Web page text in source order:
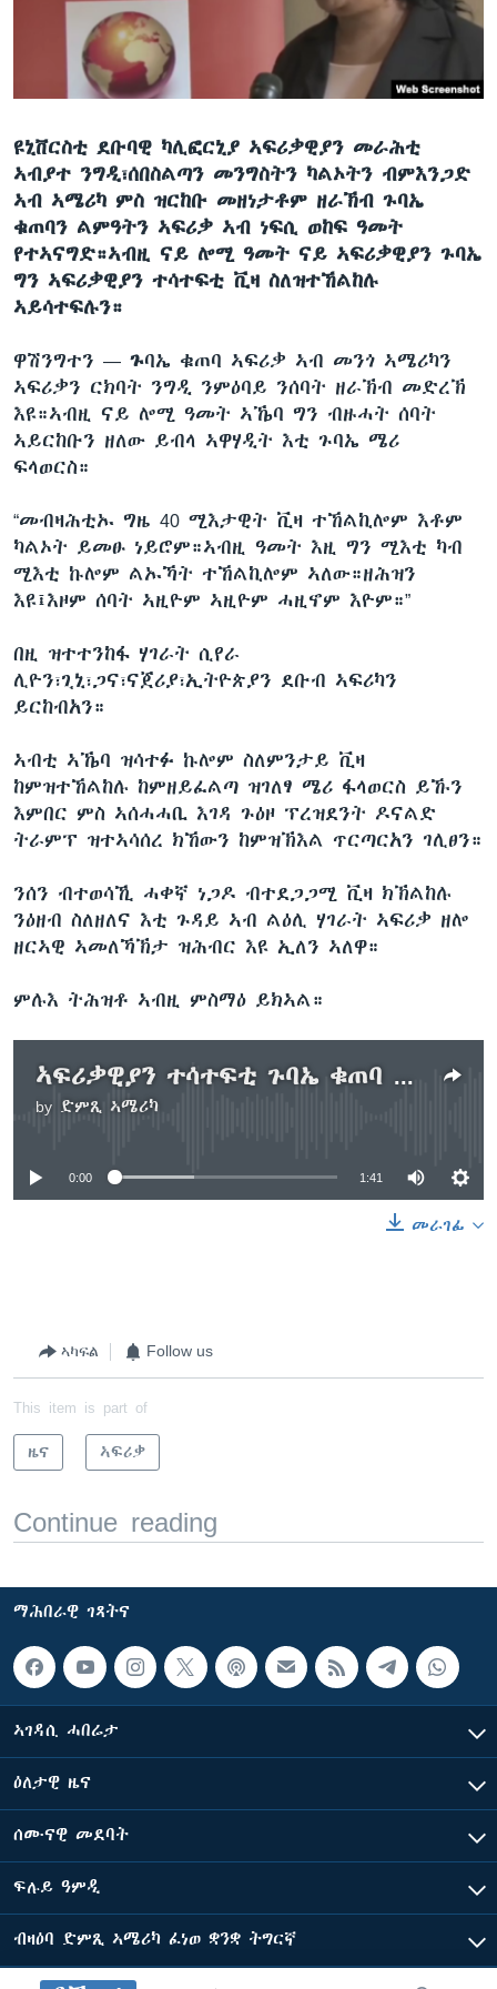
ቂሔ ጽልሚ
ቋንቋታት
ዩኒቨርስቲ ደቡባዊ ካሊፎርኒያ ኣፍሪቃዊያን መራሕቲ
ኣብያተ ንግዲ፣ሰበስልጣን መንግስትን ካልኦትን ብምእንጋድ
ኣብ ኣሜሪካ ምስ ዝርከቡ መዘነታቶም ዘራኽብ ጉባኤ
ቁጠባን ልምዓትን ኣፍሪቃ ኣብ ነፍሲ ወከፍ ዓመት
የተኣናግድ።ኣብዚ ናይ ሎሚ ዓመት ናይ ኣፍሪቃዊያን ጉባኤ
ግን ኣፍሪቃዊያን ተሳተፍቲ ቪዛ ስለዝተኸልከሉ
ኣይሳተፍሉን።
ዋሽንግተን — ጉባኤ ቁጠባ ኣፍሪቃ ኣብ መንጎ ኣሜሪካን
ኣፍሪቃን ርክባት ንግዲ ንምዕባይ ንሰባት ዘራኽብ መድረኽ
እዩ።ኣብዚ ናይ ሎሚ ዓመት ኣኼባ ግን ብዙሓት ሰባት
ኣይርከቡን ዘለው ይብላ ኣዋሃዲት እቲ ጉባኤ ሜሪ
ፍላወርስ።
“መብዛሕቲኡ ግዜ 40 ሚእታዊት ቪዛ ተኸልኪሎም እቶም
ካልኦት ይመፁ ነይሮም።ኣብዚ ዓመት እዚ ግን ሚእቲ ካብ
ሚእቲ ኩሎም ልኡኻት ተኸልኪሎም ኣለው።ዘሕዝን
እዩ፤እዞም ሰባት ኣዚዮም ኣዚዮም ሓዚኖም እዮም።”
በዚ ዝተተንከፋ ሃገራት ሲየራ
ሊዮን፣ጊኒ፣ጋና፣ናጀሪያ፣ኢትዮጵያን ደቡብ ኣፍሪካን
ይርከብአን።
ኣብቲ ኣኼባ ዝሳተፉ ኩሎም ስለምንታይ ቪዛ
ከምዝተኸልከሉ ከምዘይፈልጣ ዝገለፃ ሜሪ ፋላወርስ ይኹን
እምበር ምስ ኣሰሓሓቢ እገዳ ጉዕዞ ፕረዝደንት ዶናልድ
ትራምፕ ዝተኣሳሰረ ክኸውን ከምዝኽእል ጥርጣርአን ገሊፀን።
ንሰን ብተወሳኺ ሓቀኛ ነጋዶ ብተደጋጋሚ ቪዛ ክኽልከሉ
ንዕዘብ ስለዘለና እቲ ጉዳይ ኣብ ልዕሊ ሃገራት ኣፍሪቃ ዘሎ
ዘርኣዊ ኣመለኻኽታ ዝሕብር እዩ ኢለን ኣለዋ።
ምሉእ ትሕዝቶ ኣብዚ ምስማዕ ይክኣል።
ኣፍሪቃዊያን ተሳተፍቲ ጉባኤ ቁጠባ ኣፍሪቃ ቪዛ ተኸልኪሎም
by ድምጺ ኣሜሪካ
No media source currently available
0:00 1:41
መራገፊ
ኣካፍል Follow us
This item is part of
ዜና ኣፍሪቃ
Continue reading
ማሕበራዊ ገጻትና
ኣገዳሲ ሓበሬታ
ዕለታዊ ዜና
ሰሙናዊ መደባት
ፍሉይ ዓምዲ
ብዛዕባ ድምጺ ኣሜሪካ ፈነወ ቋንቋ ትግርኛ